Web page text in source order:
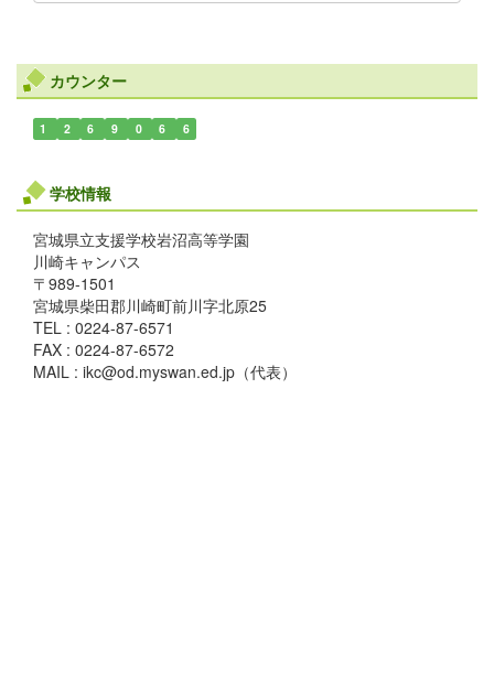
カウンター
1 2 6 9 0 6 6
学校情報
宮城県立支援学校岩沼高等学園
川崎キャンパス
〒989-1501
宮城県柴田郡川崎町前川字北原25
TEL : 0224-87-6571
FAX : 0224-87-6572
MAIL : ikc@od.myswan.ed.jp（代表）